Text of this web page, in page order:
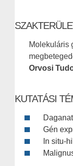
Molekuláris
Orvosi
KUTATÁSI
Gén
In situ-